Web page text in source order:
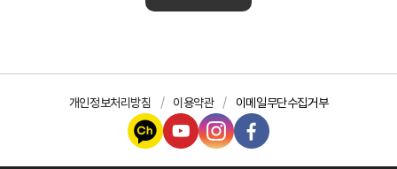
개인정보처리방침 이용약관 이메일무단수집거부